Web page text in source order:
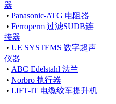
器
• Panasonic-ATG 电阻器
• Ferroperm 过滤SUDB连
接器
• UE SYSTEMS 数字超声
仪器
• ABC Edelstahl 法兰
• Norbro 执行器
• LIFT-IT 电缆绞车提升机